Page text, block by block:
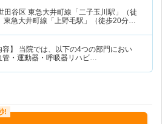
田谷区 東急大井町線「二子玉川駅」（徒
東急大井町線「上野毛駅」（徒歩20分）
容】 当院では、以下の4つの部門におい
管・運動器・呼吸器リハビ…